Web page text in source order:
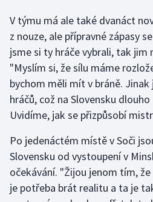
V týmu má ale také dvanáct
z nouze, ale přípravné zápasy
jsme si ty hráče vybrali, tak jim
"Myslím si, že sílu máme
bychom měli mít v bráně.
hráčů, což na Slovensku
Uvidíme, jak se přizpůsobí
Po jedenáctém místě v Soči
Slovensku od vystoupení v
očekávání. "Žijou jenom tím,
je potřeba brát realitu a ta je